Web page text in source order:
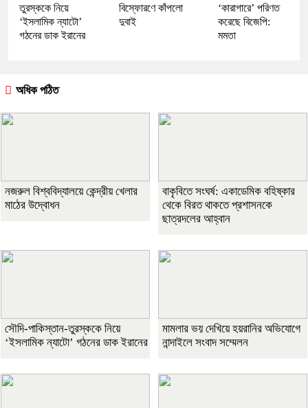
তুরস্ককে নিয়ে
‘ইসলামিক ন্যাটো’
গঠনের ডাক ইরানের
বিস্ফোরণে কাঁপলো
দুবাই
‘কারাগারে’ পরিণত
করেছে বিজেপি:
মমতা
অধিক পঠিত
নজরুল বিশ্ববিদ্যালয়ে কেন্দ্রীয় খেলার
মাঠের উদ্বোধন
বাকৃবিতে সংঘর্ষ: একাডেমিক বহিষ্কার
থেকে বিরত থাকতে প্রশাসনকে
ছাত্রদলের আহ্বান
সৌদি-পাকিস্তান-তুরস্ককে নিয়ে
‘ইসলামিক ন্যাটো’ গঠনের ডাক ইরানের
মামলার ভয় দেখিয়ে হয়রানির অভিযোগে
নান্দাইলে সংবাদ সম্মেলন